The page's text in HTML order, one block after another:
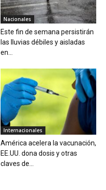
Nacionales
Este fin de semana persistirán
las lluvias débiles y aisladas
en...
Internacionales
América acelera la vacunación,
EE.UU. dona dosis y otras
claves de...